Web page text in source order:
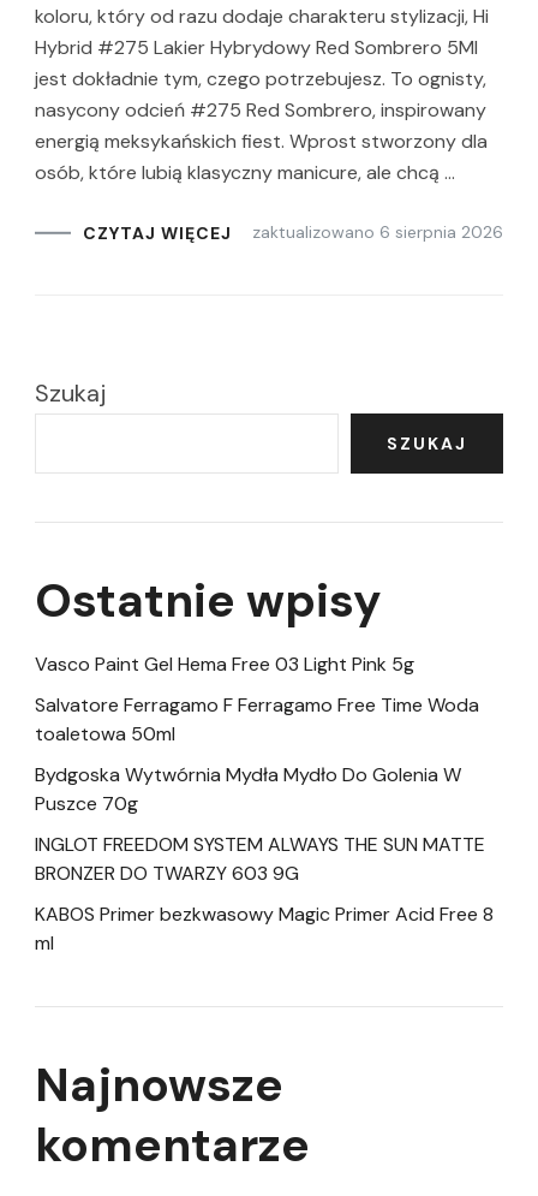
koloru, który od razu dodaje charakteru stylizacji, Hi
Hybrid #275 Lakier Hybrydowy Red Sombrero 5Ml
jest dokładnie tym, czego potrzebujesz. To ognisty,
nasycony odcień #275 Red Sombrero, inspirowany
energią meksykańskich fiest. Wprost stworzony dla
osób, które lubią klasyczny manicure, ale chcą …
CZYTAJ WIĘCEJ zaktualizowano 6 sierpnia 2026
Szukaj
SZUKAJ
Ostatnie wpisy
Vasco Paint Gel Hema Free 03 Light Pink 5g
Salvatore Ferragamo F Ferragamo Free Time Woda
toaletowa 50ml
Bydgoska Wytwórnia Mydła Mydło Do Golenia W
Puszce 70g
INGLOT FREEDOM SYSTEM ALWAYS THE SUN MATTE
BRONZER DO TWARZY 603 9G
KABOS Primer bezkwasowy Magic Primer Acid Free 8
ml
Najnowsze
komentarze